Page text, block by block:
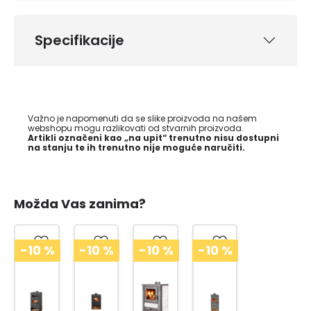
Specifikacije
Važno je napomenuti da se slike proizvoda na našem
webshopu mogu razlikovati od stvarnih proizvoda.
Artikli označeni kao „na upit“ trenutno nisu dostupni
na stanju te ih trenutno nije moguće naručiti.
Možda Vas zanima?
-10 % -10 % -10 % -10 %